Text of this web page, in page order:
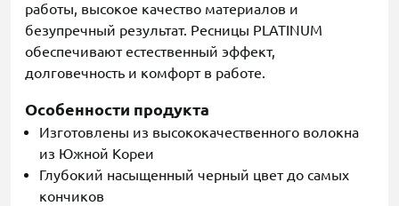
работы, высокое качество материалов и
безупречный результат. Ресницы PLATINUM
обеспечивают естественный эффект,
долговечность и комфорт в работе.
Особенности продукта
Изготовлены из высококачественного волокна
из Южной Кореи
Глубокий насыщенный черный цвет до самых
кончиков